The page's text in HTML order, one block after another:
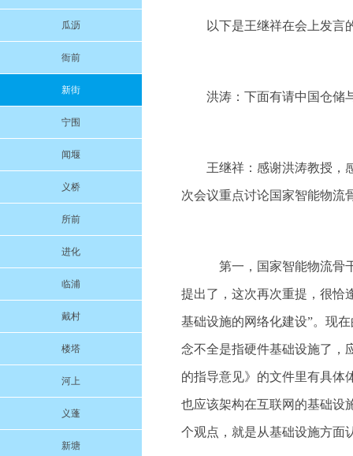
瓜沥
衙前
新街
宁围
闻堰
义桥
所前
进化
临浦
戴村
楼塔
河上
义蓬
新塘
以下是王继祥在会上发言
洪涛：下面有请中国仓储
王继祥：感谢洪涛教授，
次会议重点讨论国家智能物流
第一，国家智能物流骨
提出了，这次再次重提，很恰
基础设施的网络化建设”。现
念不全是指硬件基础设施了，
的指导意见》的文件里有具体
也应该架构在互联网的基础设
个观点，就是从基础设施方面